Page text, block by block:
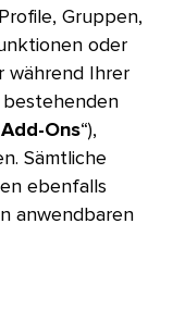
Gruppen,
oder
während Ihrer
Add-Ons“),
Sämtliche
ebenfalls
anwendbaren